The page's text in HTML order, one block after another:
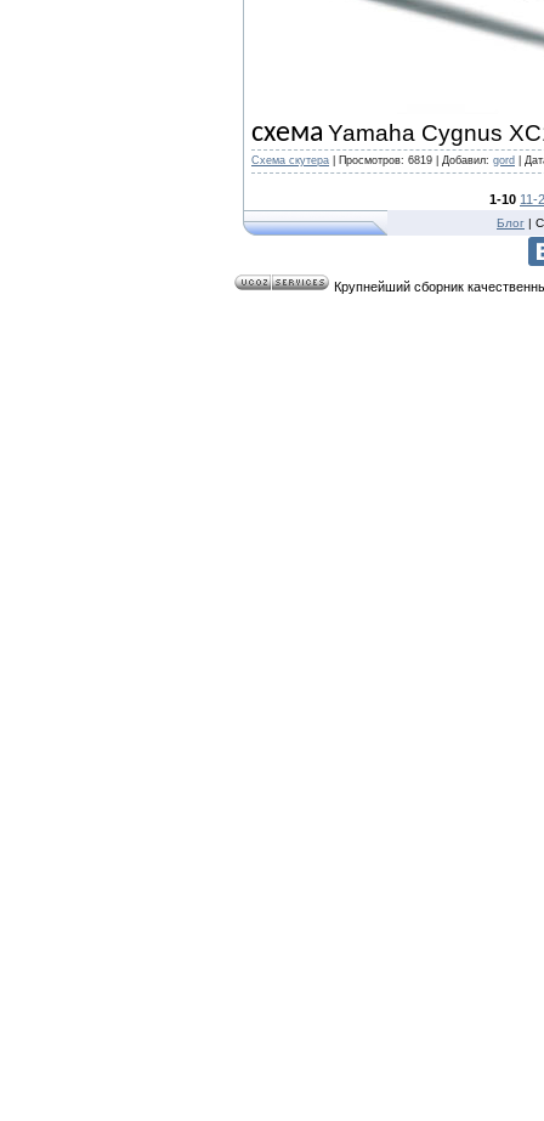
схема Yamaha Cygnus
Cхема скутера Просмотров: 6819 Добавил: gord
1-10 11-
Блог |
Крупнейший сборник